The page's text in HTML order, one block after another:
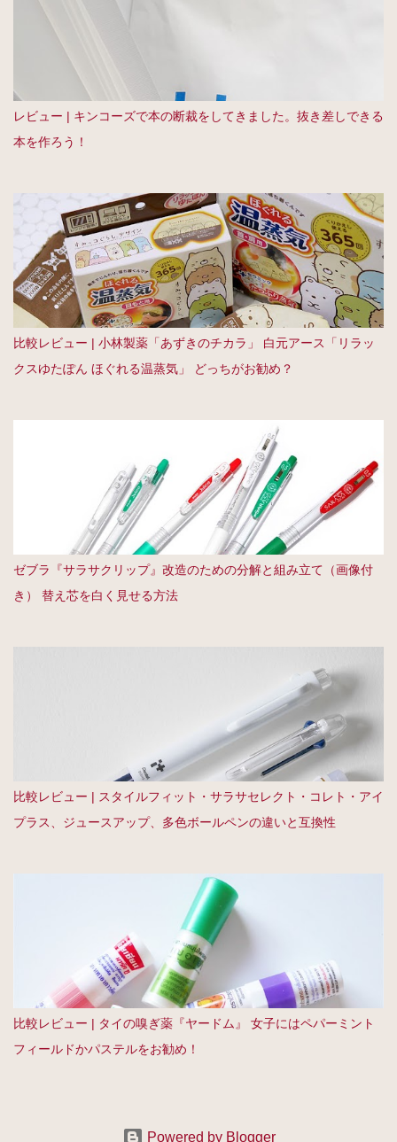
レビュー | キンコーズで本の断裁をしてきました。抜き差しできる
本を作ろう！
比較レビュー | 小林製薬「あずきのチカラ」 白元アース「リラッ
クスゆたぽん ほぐれる温蒸気」 どっちがお勧め？
ゼブラ『サラサクリップ』改造のための分解と組み立て（画像付
き） 替え芯を白く見せる方法
比較レビュー | スタイルフィット・サラサセレクト・コレト・アイ
プラス、ジュースアップ、多色ボールペンの違いと互換性
比較レビュー | タイの嗅ぎ薬『ヤードム』 女子にはペパーミント
フィールドかパステルをお勧め！
Powered by Blogger